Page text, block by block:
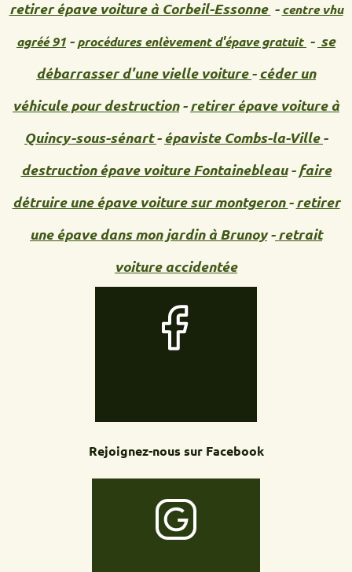
retirer épave voiture à Corbeil-Essonne -centre vhu
agréé 91 -procédures enlèvement d'épave gratuit - se
débarrasser d'une vielle voiture-céder un
véhicule pour destruction-retirer épave voiture à
Quincy-sous-sénart-épaviste Combs-la-Ville-
destruction épave voiture Fontainebleau-faire
détruire une épave voiture sur montgeron-retirer
une épave dans mon jardin à Brunoy-retrait
voiture accidentée
Rejoignez-nous sur Facebook